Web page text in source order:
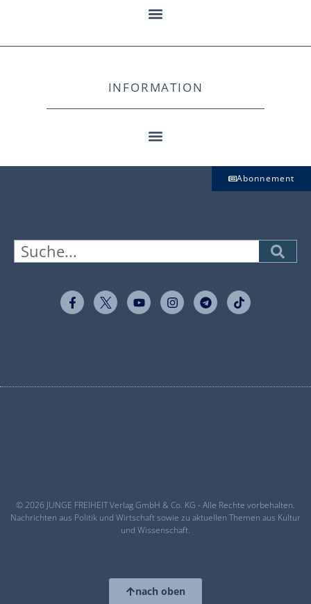
INFORMATION
Abonnement
© 2026 JUNGE FREIHEIT Verlag GmbH & Co. KG - Alle Rechte vorbehalten.
Nachrichten aus Politik und Wirtschaft sowie zu aktuellen Themen aus Kultur
und Wissenschaft.
nach oben